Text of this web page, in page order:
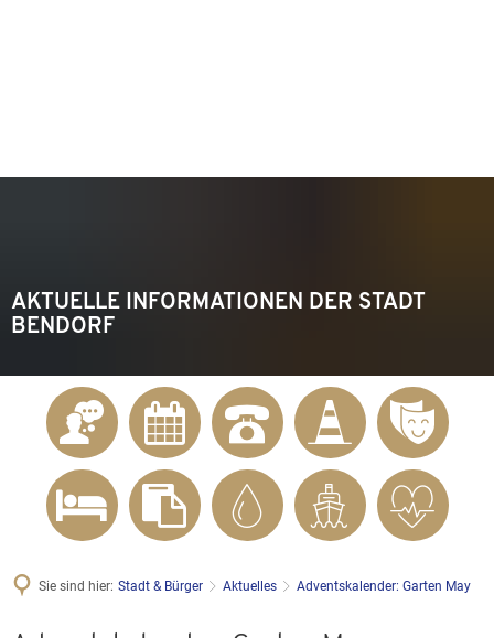
AKTUELLE INFORMATIONEN DER STADT
BENDORF
Sie sind hier: Stadt & Bürger Aktuelles Adventskalender: Garten May